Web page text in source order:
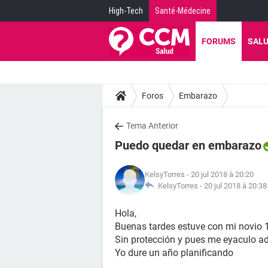
High-Tech Santé-Médecine
FORUMS
Foros Embarazo
Tema Anterior
Puedo quedar en embarazo
KelsyTorres - 20 jul 2018 à 20:20
KelsyTorres - 20 jul 2018 à 20:38
Hola,
Buenas tardes estuve con mi novio
Sin protección y pues me eyaculo
Yo dure un año planificando